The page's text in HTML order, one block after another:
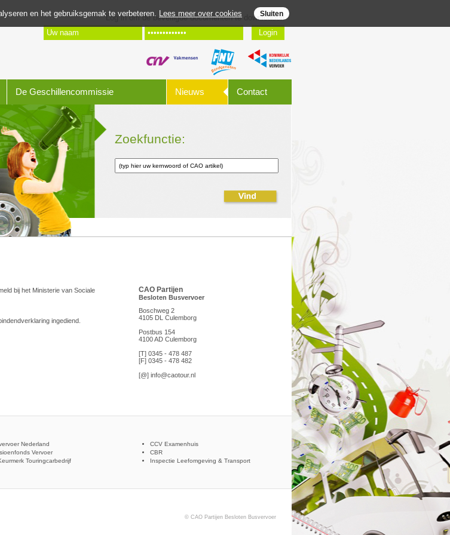
en het gebruiksgemak te verbeteren. Lees meer over cookies Sluiten
Log in om de beveiligde documenten te downloaden
De Geschillencommissie Nieuws Contact
Zoekfunctie:
bij het Ministerie van Sociale
ingediend.
CAO Partijen
Besloten Busvervoer
Boschweg 2
4105 DL Culemborg
Postbus 154
4100 AD Culemborg
[T] 0345 - 478 487
[F] 0345 - 478 482
[@] info@caotour.nl
Nederland
Vervoer
Touringcarbedrijf
CCV Examenhuis
CBR
Inspectie Leefomgeving & Transport
© CAO Partijen Besloten Busvervoer